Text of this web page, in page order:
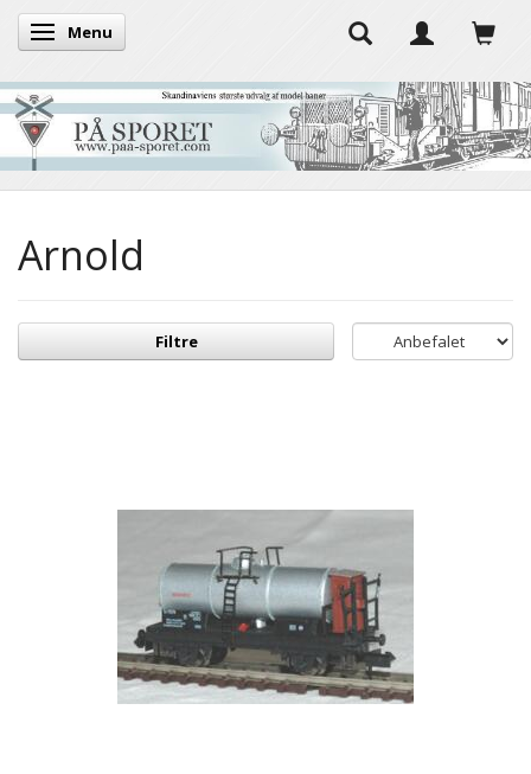
Skifte navigation
Menu
Arnold
Filtre